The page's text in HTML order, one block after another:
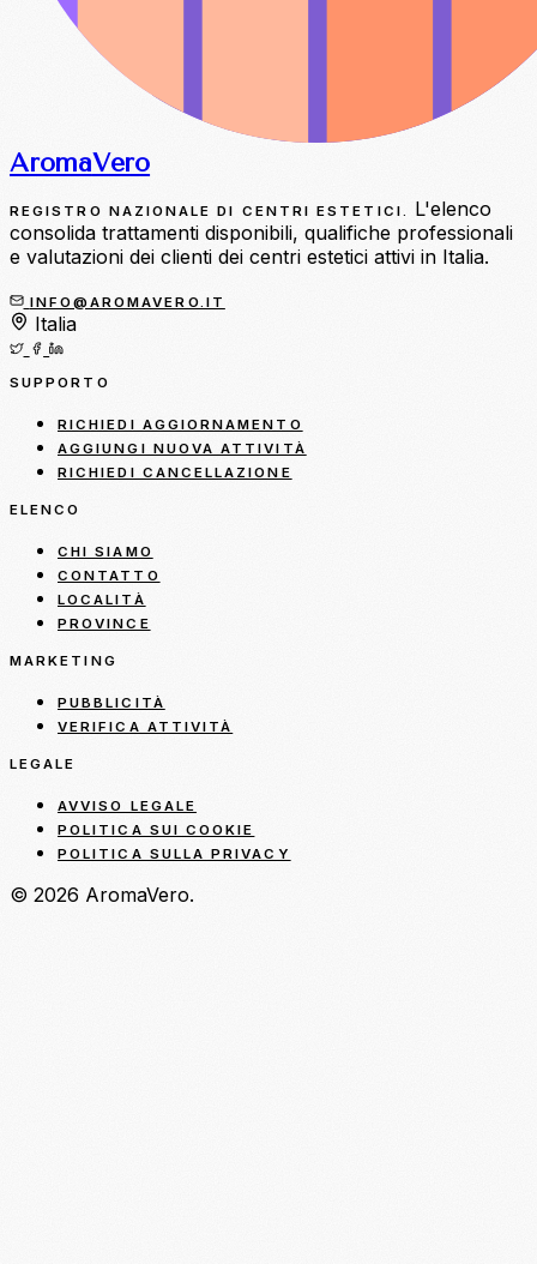
AromaVero
REGISTRO NAZIONALE DI CENTRI ESTETICI.
L'elenco
consolida trattamenti disponibili, qualifiche professionali
e valutazioni dei clienti dei centri estetici attivi in Italia.
INFO@AROMAVERO.IT
Italia
SUPPORTO
RICHIEDI AGGIORNAMENTO
AGGIUNGI NUOVA ATTIVITÀ
RICHIEDI CANCELLAZIONE
ELENCO
CHI SIAMO
CONTATTO
LOCALITÀ
PROVINCE
MARKETING
PUBBLICITÀ
VERIFICA ATTIVITÀ
LEGALE
AVVISO LEGALE
POLITICA SUI COOKIE
POLITICA SULLA PRIVACY
© 2026 AromaVero.